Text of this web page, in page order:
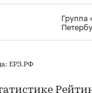
Группа
ЕРЗ.РФ